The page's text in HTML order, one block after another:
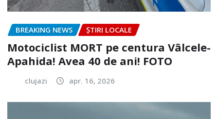
BREAKING NEWS ȘTIRI LOCALE
Motociclist MORT pe centura Vâlcele-
Apahida! Avea 40 de ani! FOTO
clujazi apr. 16, 2026